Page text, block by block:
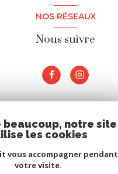
NOS RÉSEAUX
Nous suivre
ADHÉRENTS
Nous adhérons
beaucoup, notre site
les cookies
vous accompagner pendant
votre visite.